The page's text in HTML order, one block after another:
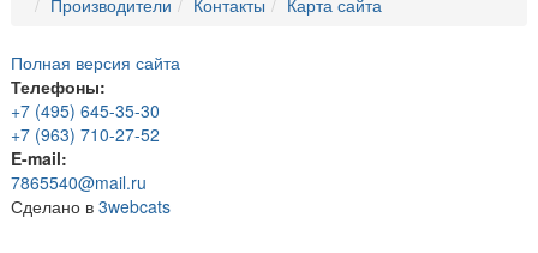
Полная версия сайта
Телефоны:
+7 (495) 645-35-30
+7 (963) 710-27-52
E-mail:
7865540@mail.ru
Сделано в 3webcats